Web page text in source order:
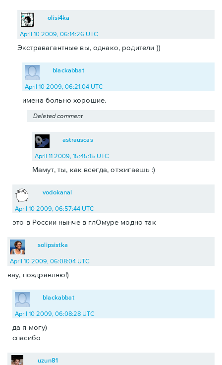
olisi4ka
April 10 2009, 06:14:26 UTC
Экстравагантные вы, однако, родители ))
blackabbat
April 10 2009, 06:21:04 UTC
имена больно хорошие.
Deleted comment
astrauscas
April 11 2009, 15:45:15 UTC
Мамут, ты, как всегда, отжигаешь :)
vodokanal
April 10 2009, 06:57:44 UTC
это в России нынче в глОмуре модно так
solipsistka
April 10 2009, 06:08:04 UTC
вау, поздравляю!)
blackabbat
April 10 2009, 06:08:28 UTC
да я могу)
спасибо
uzun81